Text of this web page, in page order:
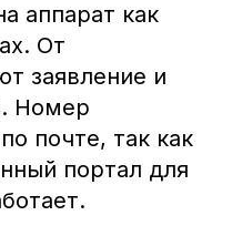
аппарат как
От
заявление и
Номер
почте, так как
портал для